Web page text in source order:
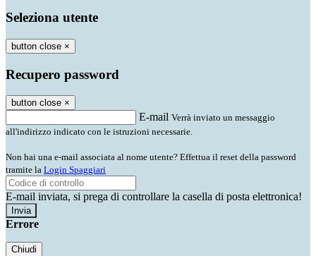
Seleziona utente
button close ×
Recupero password
button close ×
E-mail Verrà inviato un messaggio
all'indirizzo indicato con le istruzioni necessarie.
Non hai una e-mail associata al nome utente? Effettua il reset della password
tramite la Login Spaggiari
E-mail inviata, si prega di controllare la casella di posta elettronica!
Errore
Chiudi